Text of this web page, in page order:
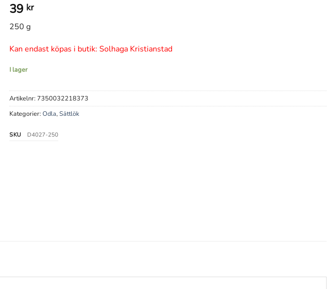
39 kr
250 g
Kan endast köpas i butik: Solhaga Kristianstad
I lager
Artikelnr: 7350032218373
Kategorier: Odla,Sättlök
SKU D4027-250